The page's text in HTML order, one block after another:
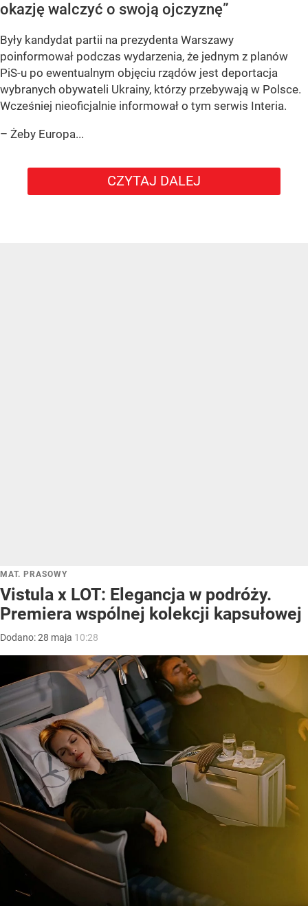
okazję walczyć o swoją ojczyznę”
Były kandydat partii na prezydenta Warszawy
poinformował podczas wydarzenia, że jednym z planów
PiS-u po ewentualnym objęciu rządów jest deportacja
wybranych obywateli Ukrainy, którzy przebywają w Polsce.
Wcześniej nieoficjalnie informował o tym serwis Interia.
– Żeby Europa...
CZYTAJ DALEJ
MAT. PRASOWY
Vistula x LOT: Elegancja w podróży.
Premiera wspólnej kolekcji kapsułowej
Dodano:28 maja 10:28